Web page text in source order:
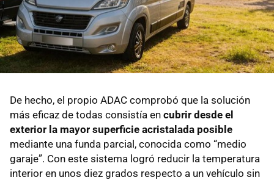
De hecho, el propio ADAC comprobó que la solución
más eficaz de todas consistía en cubrir desde el
exterior la mayor superficie acristalada posible
mediante una funda parcial, conocida como “medio
garaje”. Con este sistema logró reducir la temperatura
interior en unos diez grados respecto a un vehículo sin